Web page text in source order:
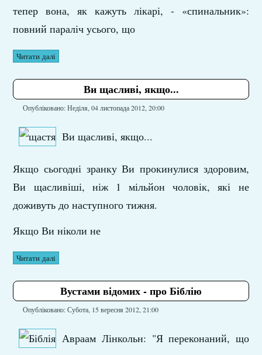
тепер вона, як кажуть лікарі, - «спинальник»:
повний параліч усього, що
Читати далі
Ви щасливі, якщо...
Опубліковано: Неділя, 04 листопада 2012, 20:00
Ви щасливі, якщо...
Якщо сьогодні зранку Ви прокинулися здоровим,
Ви щасливіші, ніж 1 мільйон чоловік, які не
доживуть до наступного тижня.
Якщо Ви ніколи не
Читати далі
Вустами відомих - про Біблію
Опубліковано: Субота, 15 вересня 2012, 21:00
Авраам Лінкольн: "Я переконаний, що